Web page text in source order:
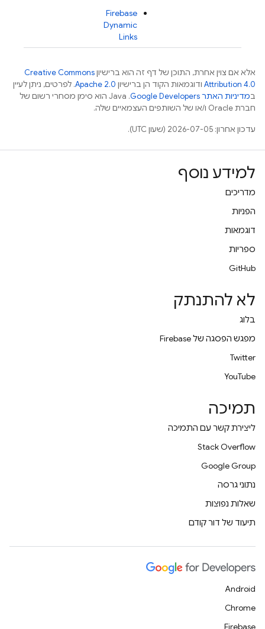
Firebase
Dynamic
Links
אלא אם צוין אחרת, התוכן של דף זה הוא ברישיוןCreative Commons
Attribution 4.0 ודוגמאות הקוד הן ברישיון Apache 2.0. לפרטים, ניתן לעיין
במדיניות האתר Google Developers‏
.‏ Java הוא סימן מסחרי רשום של
חברת Oracle ו/או של השותפים העצמאיים שלה.
עדכון אחרון: 2026-07-05 (שעון UTC).
למידע נוסף
מדריכים
הפניות
דוגמאות
ספריות
GitHub
לא להתנתק
בלוג
מפגש הפסגה של Firebase
Twitter
YouTube
תמיכה
ליצירת קשר עם התמיכה
Stack Overflow
Google Group
נתוני גרסה
שאלות נפוצות
תיעוד של דור קודם
Android
Chrome
Firebase